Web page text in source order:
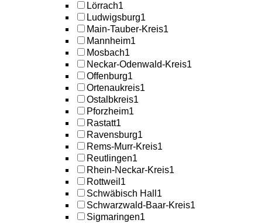
Lörrach1
Ludwigsburg1
Main-Tauber-Kreis1
Mannheim1
Mosbach1
Neckar-Odenwald-Kreis1
Offenburg1
Ortenaukreis1
Ostalbkreis1
Pforzheim1
Rastatt1
Ravensburg1
Rems-Murr-Kreis1
Reutlingen1
Rhein-Neckar-Kreis1
Rottweil 1
Schwäbisch Hall 1
Schwarzwald-Baar-Kreis1
Sigmaringen1